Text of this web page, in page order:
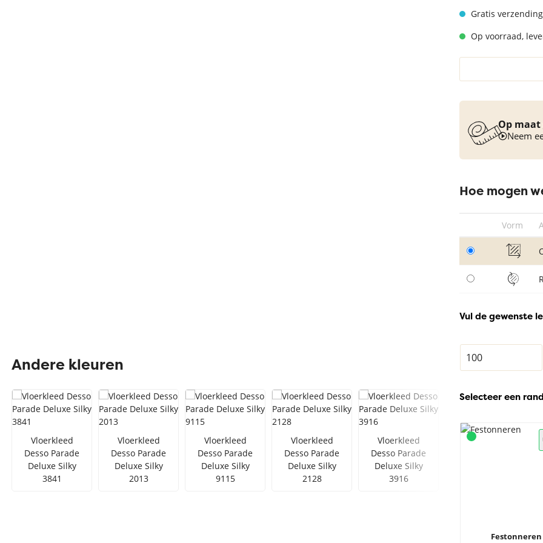
Vloerkleed turquoise
Gratis
Op voorraad,
Op
Neem
Hoe mogen
Vorm
Vul de gewenste
Selecteer een
Festonneren
Andere kleuren
Vloerkleed
Desso Parade
Deluxe Silky
3841
Vloerkleed
Desso Parade
Deluxe Silky
2013
Vloerkleed
Desso Parade
Deluxe Silky
9115
Vloerkleed
Desso Parade
Deluxe Silky
2128
Vloerkleed
Desso Parade
Deluxe Silky
3916
Vloerkleed